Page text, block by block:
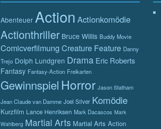
Abenteuer Action Actionkomödie
Actionthriller Bruce Willis Buddy Movie
Comicverfilmung Creature Feature Danny
Trejo Dolph Lundgren Drama Eric Roberts
Fantasy Fantasy-Action Freikarten
Gewinnspiel Horror Jason Statham
Jean Claude van Damme Joel Silver Komödie
Kurzfilm Lance Henriksen Mark Dacascos Mark
Wahlberg Martial Arts Martial Arts Action